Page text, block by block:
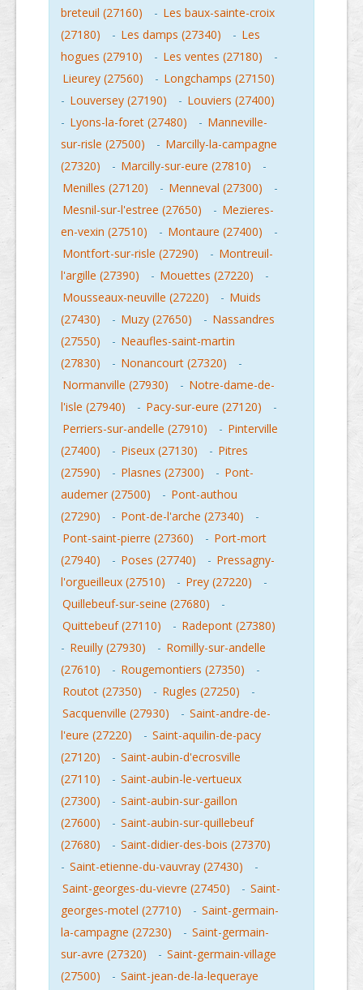
breteuil (27160)
- Les baux-sainte-croix
(27180)
- Les damps (27340) - Les
hogues (27910)
- Les ventes (27180)
-
Lieurey (27560)
- Longchamps (27150)
- Louversey (27190) - Louviers (27400)
- Lyons-la-foret (27480) - Manneville-
sur-risle (27500)
- Marcilly-la-campagne
(27320)
- Marcilly-sur-eure (27810)
-
Menilles (27120)
- Menneval (27300)
-
Mesnil-sur-l'estree (27650)
- Mezieres-
en-vexin (27510)
- Montaure (27400)
-
Montfort-sur-risle (27290)
- Montreuil-
l'argille (27390)
- Mouettes (27220)
-
Mousseaux-neuville (27220)
- Muids
(27430)
- Muzy (27650) - Nassandres
(27550)
- Neaufles-saint-martin
(27830)
- Nonancourt (27320)
-
Normanville (27930)
- Notre-dame-de-
l'isle (27940)
- Pacy-sur-eure (27120)
-
Perriers-sur-andelle (27910)
- Pinterville
(27400)
- Piseux (27130) - Pitres
(27590)
- Plasnes (27300) - Pont-
audemer (27500)
- Pont-authou
(27290)
- Pont-de-l'arche (27340)
-
Pont-saint-pierre (27360)
- Port-mort
(27940)
- Poses (27740) - Pressagny-
l'orgueilleux (27510)
- Prey (27220)
-
Quillebeuf-sur-seine (27680)
-
Quittebeuf (27110)
- Radepont (27380)
- Reuilly (27930) - Romilly-sur-andelle
(27610)
- Rougemontiers (27350)
-
Routot (27350)
- Rugles (27250)
-
Sacquenville (27930)
- Saint-andre-de-
l'eure (27220)
- Saint-aquilin-de-pacy
(27120)
- Saint-aubin-d'ecrosville
(27110)
- Saint-aubin-le-vertueux
(27300)
- Saint-aubin-sur-gaillon
(27600)
- Saint-aubin-sur-quillebeuf
(27680)
- Saint-didier-des-bois (27370)
- Saint-etienne-du-vauvray (27430)
-
Saint-georges-du-vievre (27450)
- Saint-
georges-motel (27710)
- Saint-germain-
la-campagne (27230)
- Saint-germain-
sur-avre (27320)
- Saint-germain-village
(27500)
- Saint-jean-de-la-lequeraye